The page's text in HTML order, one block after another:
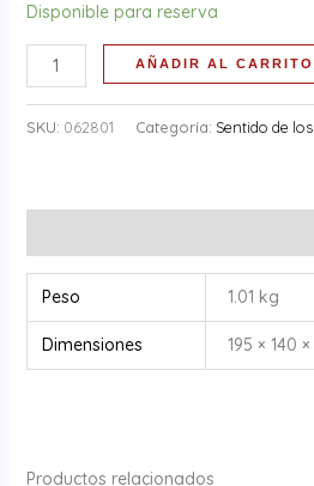
Disponible para reserva
AÑADIR AL CARRITO
SKU: 062801 Categoría: Sentido de
Peso 1.01 kg
Dimensiones 195 × 140
Productos relacionados